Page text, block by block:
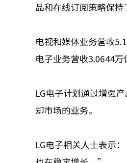
品和在线订阅策略保持
电视和媒体业务营收
电子业务营收3.0644
LG电子计划通过增强
却市场的业务。
LG电子相关人士表示